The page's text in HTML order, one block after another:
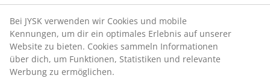
Bei JYSK verwenden wir Cookies und mobile
Kennungen, um dir ein optimales Erlebnis auf unserer
Website zu bieten. Cookies sammeln Informationen
über dich, um Funktionen, Statistiken und relevante
Werbung zu ermöglichen.